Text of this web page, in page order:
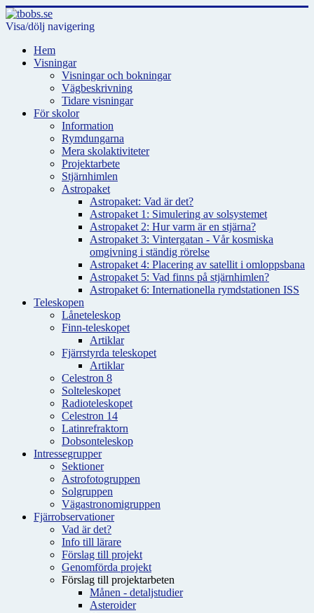
Visa/dölj navigering
Hem
Visningar
Visningar och bokningar
Vägbeskrivning
Tidare visningar
För skolor
Information
Rymdungarna
Mera skolaktiviteter
Projektarbete
Stjärnhimlen
Astropaket
Astropaket: Vad är det?
Astropaket 1: Simulering av solsystemet
Astropaket 2: Hur varm är en stjärna?
Astropaket 3: Vintergatan - Vår kosmiska
omgivning i ständig rörelse
Astropaket 4: Placering av satellit i omloppsbana
Astropaket 5: Vad finns på stjärnhimlen?
Astropaket 6: Internationella rymdstationen ISS
Teleskopen
Låneteleskop
Finn-teleskopet
Artiklar
Fjärrstyrda teleskopet
Artiklar
Celestron 8
Solteleskopet
Radioteleskopet
Celestron 14
Latinrefraktorn
Dobsonteleskop
Intressegrupper
Sektioner
Astrofotogruppen
Solgruppen
Vägastronomigruppen
Fjärrobservationer
Vad är det?
Info till lärare
Förslag till projekt
Genomförda projekt
Förslag till projektarbeten
Månen - detaljstudier
Asteroider